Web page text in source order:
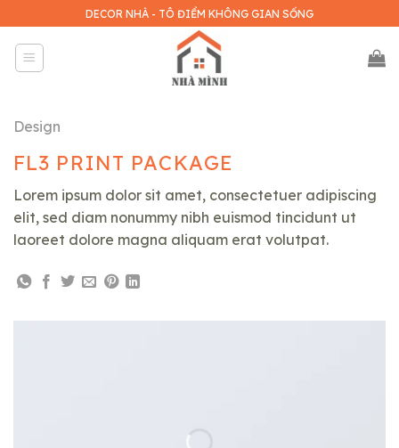
to
content
DECOR NHÀ - TÔ ĐIỂM KHÔNG GIAN SỐNG
Design
FL3 PRINT PACKAGE
Lorem ipsum dolor sit amet, consectetuer adipiscing
elit, sed diam nonummy nibh euismod tincidunt ut
laoreet dolore magna aliquam erat volutpat.